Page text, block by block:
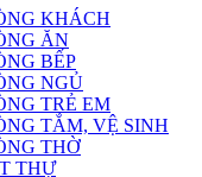
KHÁCH
ĂN
BẾP
NGỦ
TRẺ EM
TẮM, VỆ SINH
THỜ
THỰ